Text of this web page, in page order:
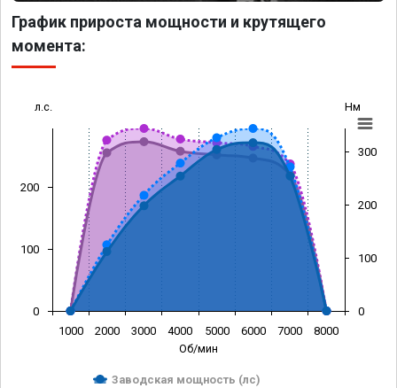
График прироста мощности и крутящего
момента:
Об/мин
л.с. Нм
Заводская мощность (лс)
1000 2000 3000 4000 5000 6000 7000 8000
0
100
200
0
100
200
300